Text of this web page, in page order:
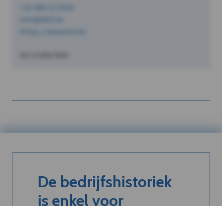
De bedrijfshistoriek
is enkel voor